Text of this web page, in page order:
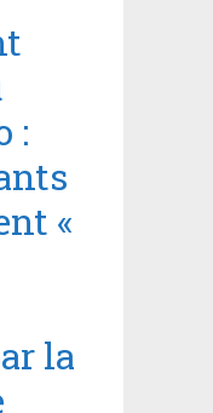
:
«
la